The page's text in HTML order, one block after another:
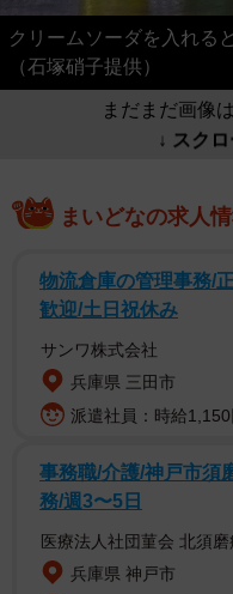
クリームソーダを入れる
（石塚硝子提供）
まだまだ画像
↓ スク
まいどなの求人
物流倉庫の管理事務/
歓迎/土日祝休み
サンワ株式会社
兵庫県 三田市
派遣社員：時給
事務職/介護/神戸市須
務/週3〜5日
医療法人社団菫会 北須磨
兵庫県 神戸市